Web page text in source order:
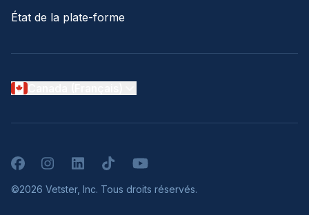
État de la plate-forme
FacebookInstagramLinkedInTikTokYouTube
©2026 Vetster, Inc. Tous droits réservés.